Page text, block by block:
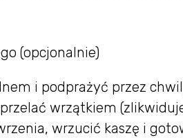
(opcjonalnie)
i podprażyć przez
wrzątkiem
wrzucić kaszę i